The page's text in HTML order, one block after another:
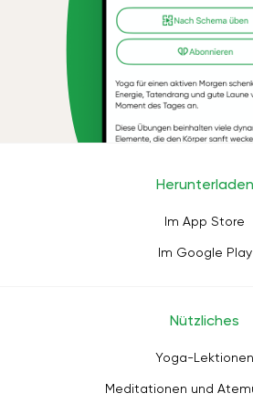
Herunterladen
Im App Store
Im Google Play
Nützliches
Yoga-Lektionen
Meditationen und